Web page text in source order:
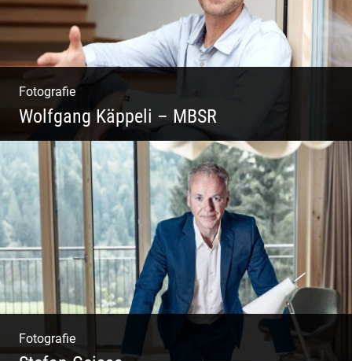
Fotografie
Wolfgang Käppeli – MBSR
Shooting: Achtsamkeitstrainer
Fotografie